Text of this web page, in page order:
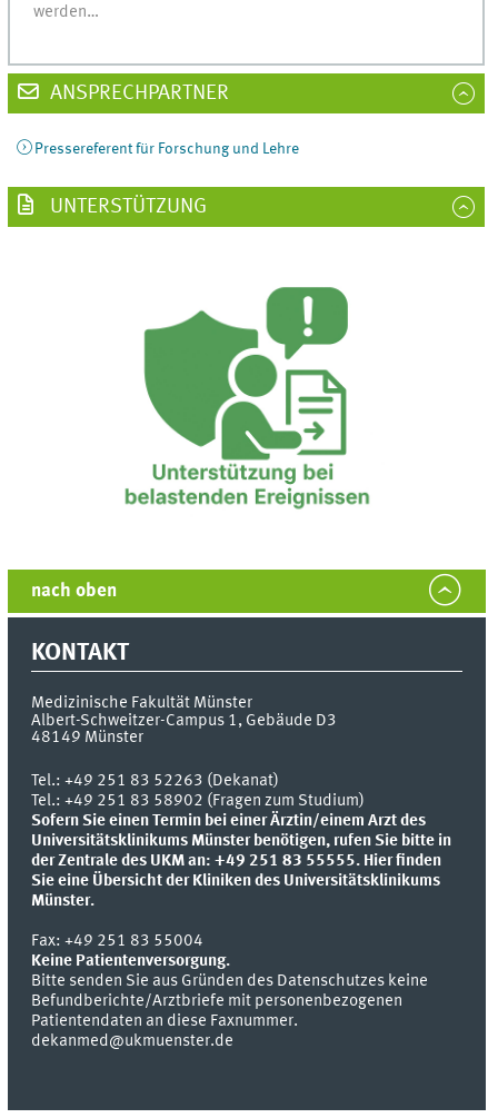
werden…
ANSPRECHPARTNER
Pressereferent für Forschung und Lehre
UNTERSTÜTZUNG
nach oben
KONTAKT
Medizinische Fakultät Münster
Albert-Schweitzer-Campus 1, Gebäude D3
48149 Münster
Tel.:+49 251 83 52263 (Dekanat)
Tel.: +49 251 83 58902 (Fragen zum Studium)
Sofern Sie einen Termin bei einer Ärztin/einem Arzt des
Universitätsklinikums Münster benötigen, rufen Sie bitte in
der Zentrale des UKM an: +49 251 83 55555. Hier finden
Sie eine Übersicht der Kliniken des Universitätsklinikums
Münster.
Fax:+49 251 83 55004
Keine Patientenversorgung.
Bitte senden Sie aus Gründen des Datenschutzes keine
Befundberichte/Arztbriefe mit personenbezogenen
Patientendaten an diese Faxnummer.
dekanmed@ukmuenster.de